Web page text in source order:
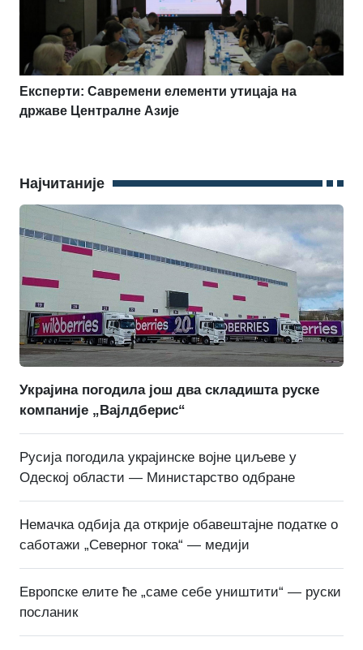
Експерти: Савремени елементи утицаја на
државе Централне Азије
Најчитаније
Украјина погодила још два складишта руске
компаније „Вајлдберис“
Русија погодила украјинске војне циљеве у
Одеској области — Министарство одбране
Немачка одбија да открије обавештајне податке о
саботажи „Северног тока“ — медији
Европске елите ће „саме себе уништити“ — руски
посланик